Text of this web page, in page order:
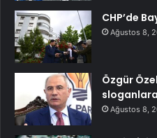
CHP’de
Ağustos 8,
Özgür
Ağustos 8,